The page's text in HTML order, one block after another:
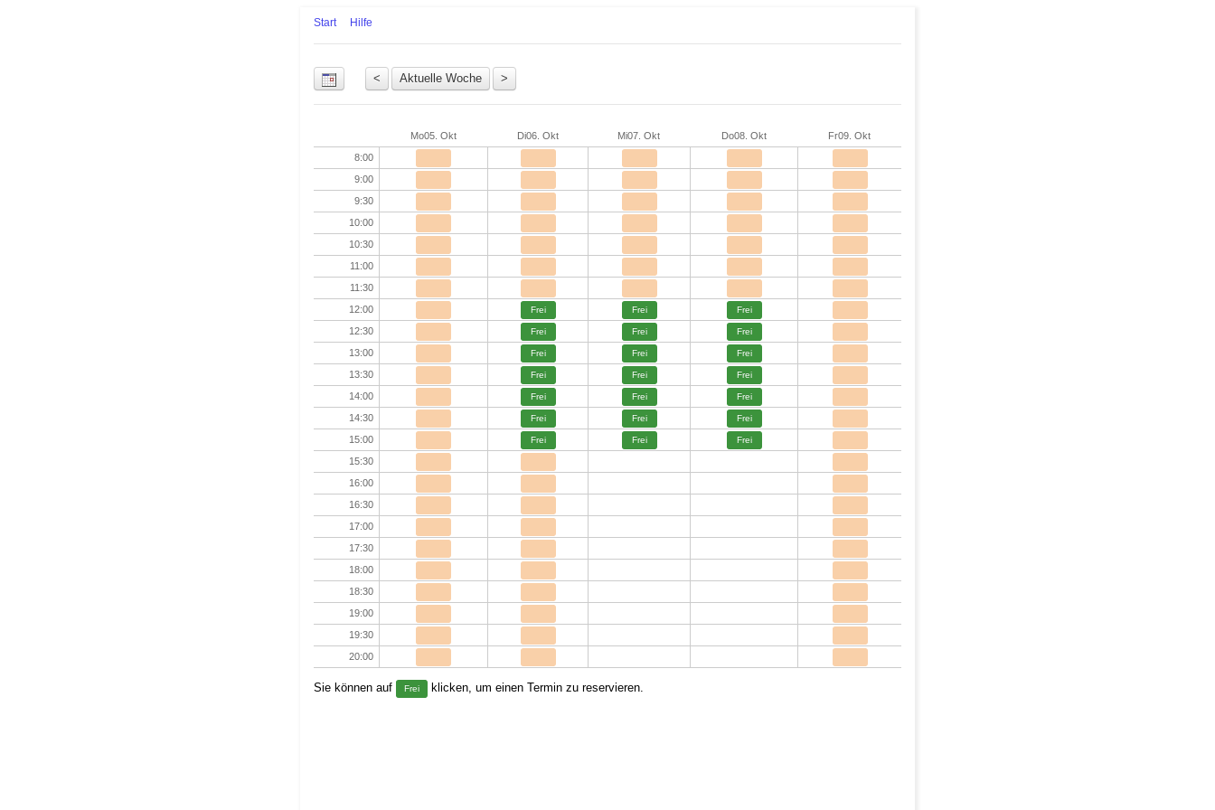
Start Hilfe
Mo05. Okt Di06. Okt Mi07. Okt Do08. Okt Fr09. Okt
8:00
9:00
9:30
10:00
10:30
11:00
11:30
12:00
Frei Frei Frei
12:30 Frei Frei Frei
13:00 Frei Frei Frei
13:30 Frei Frei Frei
14:00 Frei Frei Frei
14:30 Frei Frei Frei
15:00 Frei Frei Frei
15:30
16:00
16:30
17:00
17:30
18:00
18:30
19:00
19:30
20:00
Sie können auf Frei klicken, um einen Termin zu reservieren.